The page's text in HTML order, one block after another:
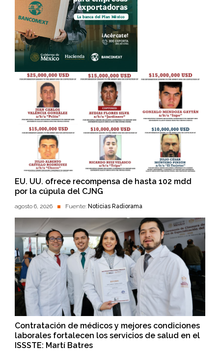
EU. UU. ofrece recompensa de hasta 102 mdd
por la cúpula del CJNG
agosto 6, 2026 Fuente: Noticias Radiorama
Contratación de médicos y mejores condiciones
laborales fortalecen los servicios de salud en el
ISSSTE: Martí Batres